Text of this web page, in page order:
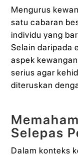
Mengurus
satu cabaran
individu yang
Selain daripada
aspek
serius agar
diteruskan
Selepas
Dalam konteks